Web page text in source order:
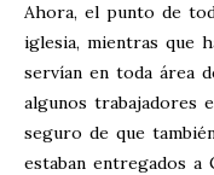
Ahora, el punto de
iglesia, mientras que
servían en toda área
algunos trabajadores
seguro de que
estaban entregados a